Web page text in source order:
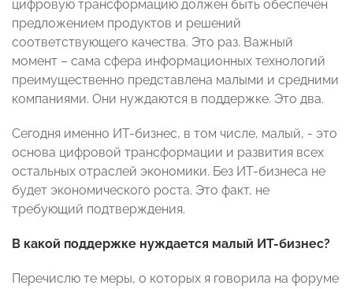
цифровую трансформацию должен быть обеспечен
предложением продуктов и решений
соответствующего качества. Это раз. Важный
момент – сама сфера информационных технологий
преимущественно представлена малыми и средними
компаниями. Они нуждаются в поддержке. Это два.
Сегодня именно ИТ-бизнес, в том числе, малый, - это
основа цифровой трансформации и развития всех
остальных отраслей экономики. Без ИТ-бизнеса не
будет экономического роста. Это факт, не
требующий подтверждения.
В какой поддержке нуждается малый ИТ-бизнес?
Перечислю те меры, о которых я говорила на форуме